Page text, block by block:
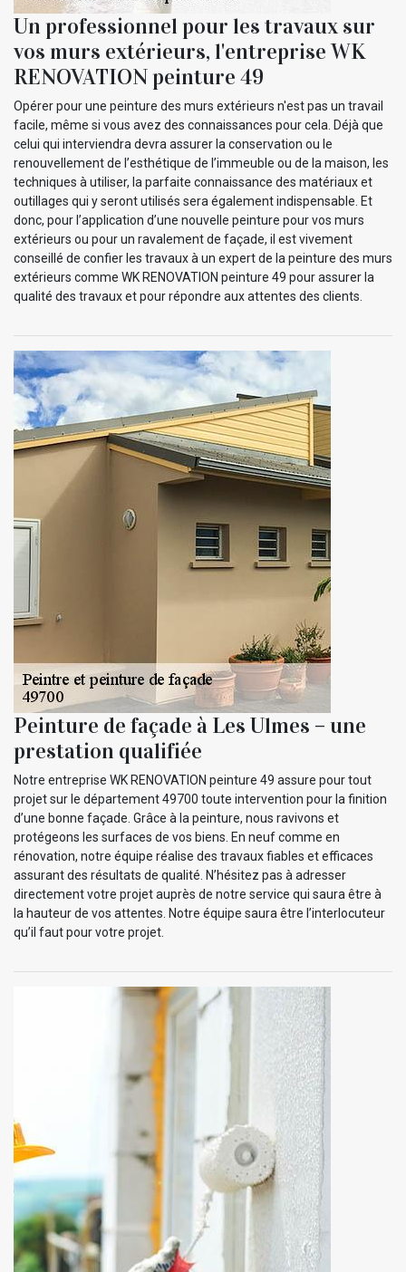
Un professionnel pour les travaux sur
vos murs extérieurs, l'entreprise WK
RENOVATION peinture 49
Opérer pour une peinture des murs extérieurs n'est pas un travail
facile, même si vous avez des connaissances pour cela. Déjà que
celui qui interviendra devra assurer la conservation ou le
renouvellement de l’esthétique de l’immeuble ou de la maison, les
techniques à utiliser, la parfaite connaissance des matériaux et
outillages qui y seront utilisés sera également indispensable. Et
donc, pour l’application d’une nouvelle peinture pour vos murs
extérieurs ou pour un ravalement de façade, il est vivement
conseillé de confier les travaux à un expert de la peinture des murs
extérieurs comme WK RENOVATION peinture 49 pour assurer la
qualité des travaux et pour répondre aux attentes des clients.
Peinture de façade à Les Ulmes – une
prestation qualifiée
Notre entreprise WK RENOVATION peinture 49 assure pour tout
projet sur le département 49700 toute intervention pour la finition
d’une bonne façade. Grâce à la peinture, nous ravivons et
protégeons les surfaces de vos biens. En neuf comme en
rénovation, notre équipe réalise des travaux fiables et efficaces
assurant des résultats de qualité. N’hésitez pas à adresser
directement votre projet auprès de notre service qui saura être à
la hauteur de vos attentes. Notre équipe saura être l’interlocuteur
qu’il faut pour votre projet.